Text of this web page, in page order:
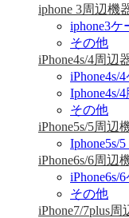
iphone 3周辺機
iphone3ケ
その他
iPhone4s/4周辺
iPhone4s/
Iphone4s/
その他
iPhone5s/5周辺
Iphone5s/
iPhone6s/6周辺
iPhone6s/
その他
iPhone7/7plus周